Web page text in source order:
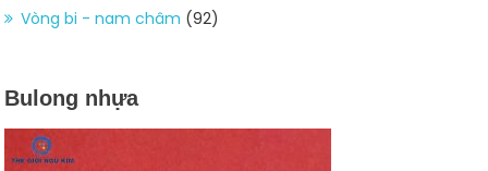
Vòng bi - nam châm (92)
Bulong nhựa